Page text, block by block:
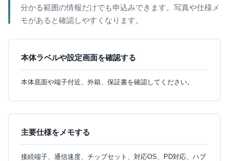
分かる範囲の情報だけでも申込みできます。写真や仕様メ
モがあると確認しやすくなります。
本体ラベルや設定画面を確認する
本体底面や端子付近、外箱、保証書を確認してください。
主要仕様をメモする
接続端子、通信速度、チップセット、対応OS、PD対応、ハブ